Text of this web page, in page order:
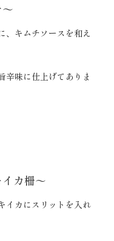
、キムチソースを和え
辛味に仕上げてありま
カ柵～
イカにスリットを入れ